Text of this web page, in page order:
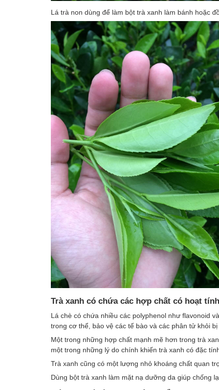
Lá trà non dùng để làm bột trà xanh làm bánh hoặc
Trà xanh có chứa các hợp chất có hoạt
Lá chè có chứa nhiều các polyphenol như flavonoid
trong cơ thể, bảo vệ các tế bào và các phân tử khỏi
Một trong những hợp chất mạnh mẽ hơn trong trà
một trong những lý do chính khiến trà xanh có đặc
Trà xanh cũng có một lượng nhỏ khoáng chất quan
Dùng bột trà xanh làm mặt nạ dưỡng da giúp chống